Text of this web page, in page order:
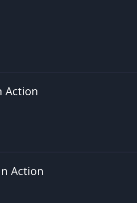
Action
Action